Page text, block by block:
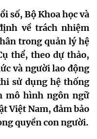
VBQPPL
số, Bộ Khoa học và
về trách nhiệm
trong quản lý hệ
thể, theo dự thảo,
và người lao động
sử dụng hệ thống
mô hình ngôn ngữ
Việt Nam, đảm bảo
quyền con người.